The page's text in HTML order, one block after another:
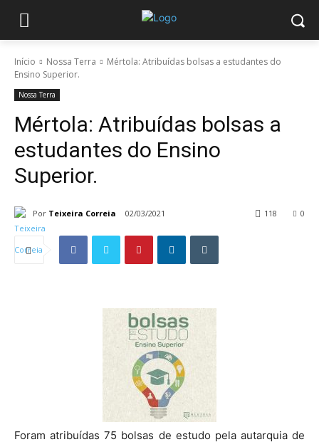
Início Nossa Terra
Mértola: Atribuídas bolsas a estudantes do
Ensino Superior.
Nossa Terra
Mértola: Atribuídas bolsas a
estudantes do Ensino
Superior.
Por Teixeira Correia 02/03/2021 0
118
Foram atribuídas 75 bolsas de estudo pela autarquia de